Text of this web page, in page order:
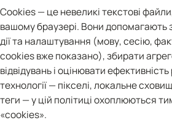
Cookies — це невеликі текстові
вашому браузері. Вони допомагають
дії та налаштування (мову, сесію,
cookies вже показано), збирати
відвідувань і оцінювати
технології — пікселі, локальне
теги — у цій політиці охоплюються
«cookies».